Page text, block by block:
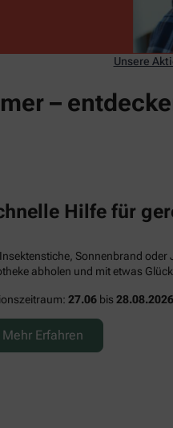
Unsere
–
Hilfe für
Sonnenbrand oder
abholen und mit etwas
27.06 bis 28.08.2026
Mehr Erfahren